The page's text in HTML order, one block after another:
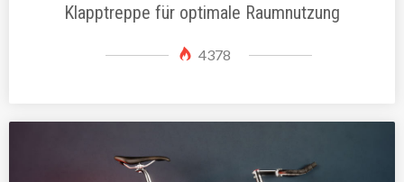
Klapptreppe für optimale Raumnutzung
4378